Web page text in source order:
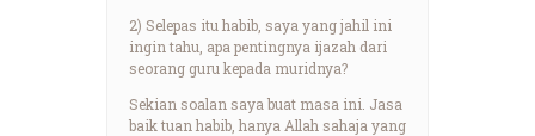
2) Selepas itu habib, saya yang jahil ini
ingin tahu, apa pentingnya ijazah dari
seorang guru kepada muridnya?
Sekian soalan saya buat masa ini. Jasa
baik tuan habib, hanya Allah sahaja yang